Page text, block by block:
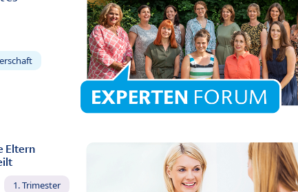
Eltern
1. Trimester